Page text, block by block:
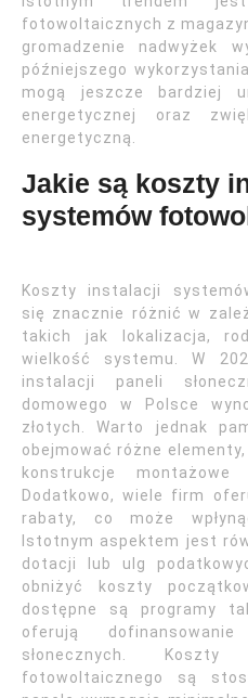
fotowoltaicznych z
gromadzenie nadwyżek
późniejszego
mogą jeszcze bardziej
energetycznej oraz
energetyczną.
Jakie są koszty
systemów
Koszty instalacji
się znacznie różnić w
takich jak lokalizacja,
wielkość systemu. W
instalacji paneli
domowego w Polsce
złotych. Warto jednak
obejmować różne
konstrukcje
Dodatkowo, wiele firm
rabaty, co może
Istotnym aspektem jest
dotacji lub ulg
obniżyć koszty
dostępne są programy
oferują
słonecznych.
fotowoltaicznego są